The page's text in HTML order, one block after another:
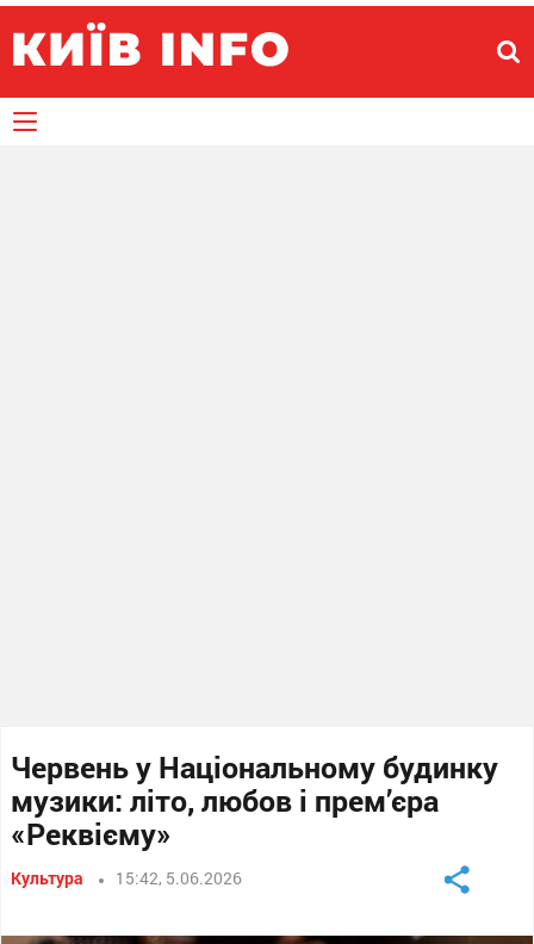
Червень у Національному будинку
музики: літо, любов і прем’єра
«Реквієму»
Культура 15:42, 5.06.2026